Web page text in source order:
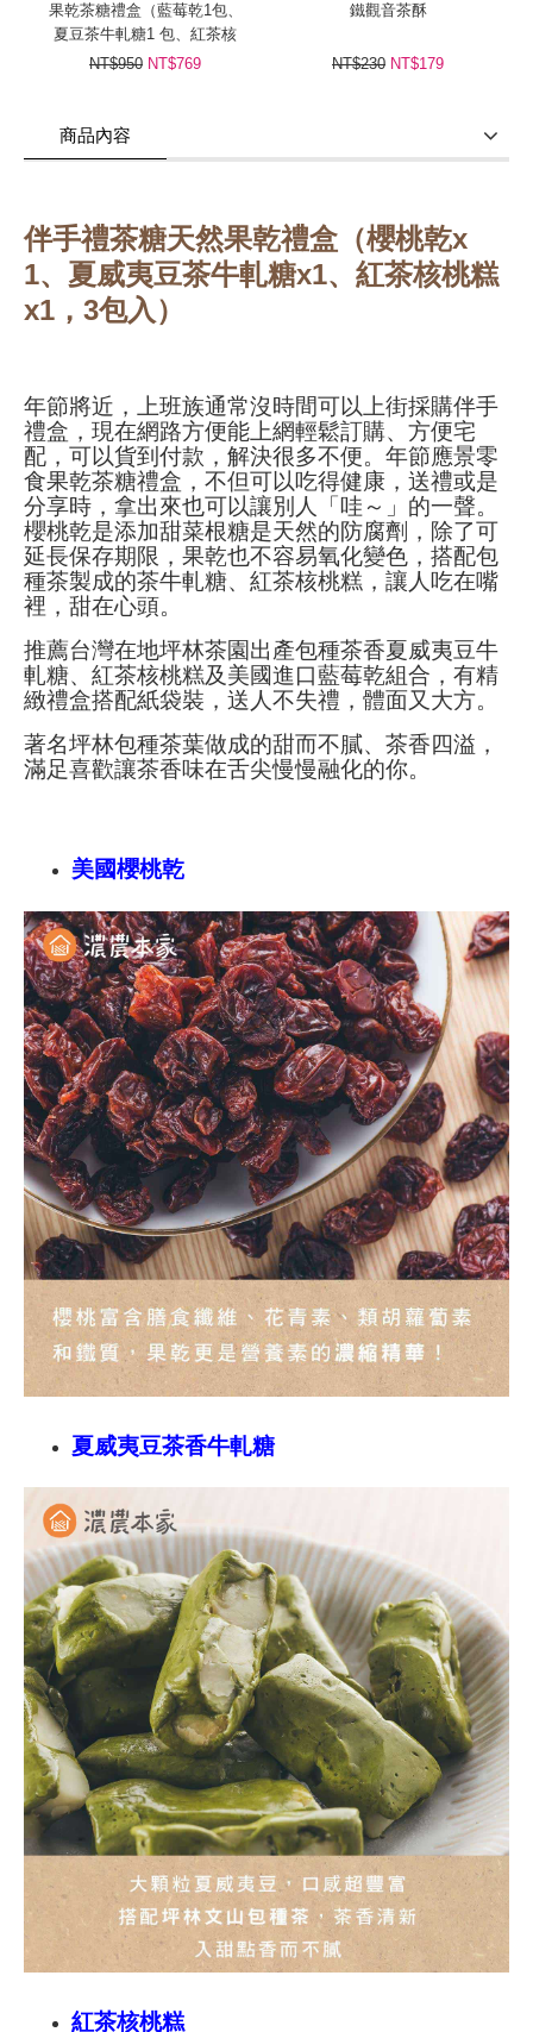
果乾茶糖禮盒（藍莓乾1包、
夏豆茶牛軋糖1 包、紅茶核
桃糕1包）
NT$950 NT$769
鐵觀音茶酥
NT$230 NT$179
商品內容
伴手禮茶糖天然果乾禮盒（櫻桃乾x
1、夏威夷豆茶牛軋糖x1、紅茶核桃糕
x1，3包入）
年節將近，上班族通常沒時間可以上街採購伴手
禮盒，現在網路方便能上網輕鬆訂購、方便宅
配，可以貨到付款，解決很多不便。年節應景零
食果乾茶糖禮盒，不但可以吃得健康，送禮或是
分享時，拿出來也可以讓別人「哇～」的一聲。
櫻桃乾是添加甜菜根糖是天然的防腐劑，除了可
延長保存期限，果乾也不容易氧化變色，搭配包
種茶製成的茶牛軋糖、紅茶核桃糕，讓人吃在嘴
裡，甜在心頭。
推薦台灣在地坪林茶園出產包種茶香夏威夷豆牛
軋糖、紅茶核桃糕及美國進口藍莓乾組合，有精
緻禮盒搭配紙袋裝，送人不失禮，體面又大方。
著名坪林包種茶葉做成的甜而不膩、茶香四溢，
滿足喜歡讓茶香味在舌尖慢慢融化的你。
美國櫻桃乾
夏威夷豆茶香牛軋糖
紅茶核桃糕